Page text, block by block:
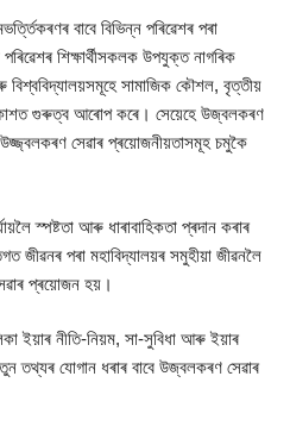
বাবে বিভিন্ন পৰিৱেশৰ পৰা
শিক্ষাৰ্থীসকলক উপযুক্ত নাগৰিক
বিশ্ববিদ্যালয়সমূহে সামাজিক কৌশল, বৃত্তীয়
গুৰুত্ব আৰোপ কৰে। সেয়েহে উজ্বলকৰণ
সেৱাৰ প্ৰয়োজনীয়তাসমূহ চমুকৈ
স্পষ্টতা আৰু ধাৰাবাহিকতা প্ৰদান কৰাৰ
জীৱনৰ পৰা মহাবিদ্যালয়ৰ সমুহীয়া জীৱনলৈ
প্ৰয়োজন হয়।
ইয়াৰ নীতি-নিয়ম, সা-সুবিধা আৰু ইয়াৰ
তথ্যৰ যোগান ধৰাৰ বাবে উজ্বলকৰণ সেৱাৰ